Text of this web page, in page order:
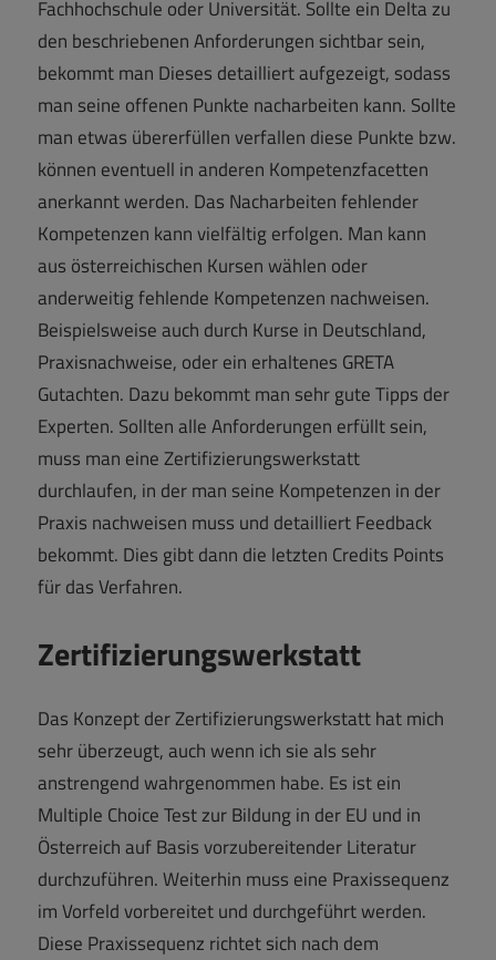
Fachhochschule oder Universität. Sollte ein Delta zu
den beschriebenen Anforderungen sichtbar sein,
bekommt man Dieses detailliert aufgezeigt, sodass
man seine offenen Punkte nacharbeiten kann. Sollte
man etwas übererfüllen verfallen diese Punkte bzw.
können eventuell in anderen Kompetenzfacetten
anerkannt werden. Das Nacharbeiten fehlender
Kompetenzen kann vielfältig erfolgen. Man kann
aus österreichischen Kursen wählen oder
anderweitig fehlende Kompetenzen nachweisen.
Beispielsweise auch durch Kurse in Deutschland,
Praxisnachweise, oder ein erhaltenes GRETA
Gutachten. Dazu bekommt man sehr gute Tipps der
Experten. Sollten alle Anforderungen erfüllt sein,
muss man eine Zertifizierungswerkstatt
durchlaufen, in der man seine Kompetenzen in der
Praxis nachweisen muss und detailliert Feedback
bekommt. Dies gibt dann die letzten Credits Points
für das Verfahren.
Zertifizierungswerkstatt
Das Konzept der Zertifizierungswerkstatt hat mich
sehr überzeugt, auch wenn ich sie als sehr
anstrengend wahrgenommen habe. Es ist ein
Multiple Choice Test zur Bildung in der EU und in
Österreich auf Basis vorzubereitender Literatur
durchzuführen. Weiterhin muss eine Praxissequenz
im Vorfeld vorbereitet und durchgeführt werden.
Diese Praxissequenz richtet sich nach dem